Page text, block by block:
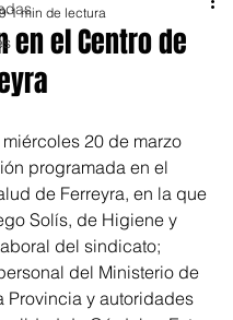
en el Centro de
1 min de lectura
20 de marzo
programada en el
de Ferreyra, en la que
Solís, de Higiene y
del sindicato;
del Ministerio de
Provincia y autoridades